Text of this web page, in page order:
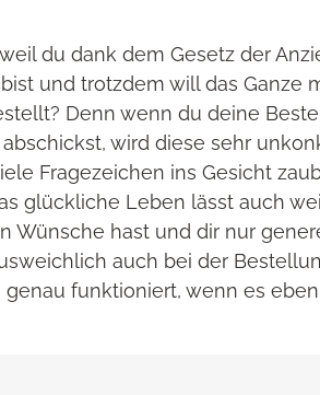
du dank dem Gesetz der
und trotzdem will das Ganze
Denn wenn du deine
wird diese sehr
Fragezeichen ins Gesicht
glückliche Leben lässt auch
hast und dir nur
auch bei der
funktioniert, wenn es